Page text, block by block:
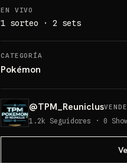
EN VIVO
1 sorteo · 2 sets
CATEGORÍA
Pokémon
@TPM_Reuniclus
1.2k Seguidores · 0